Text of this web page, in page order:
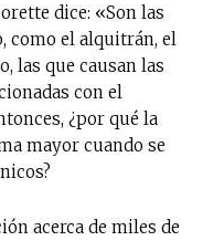
dice: «Son las
como el alquitrán, el
las que causan las
con el
¿por qué la
mayor cuando se
acerca de miles de